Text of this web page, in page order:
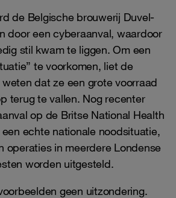
de Belgische brouwerij Duvel-
door een cyberaanval, waardoor
stil kwam te liggen. Om een
te voorkomen, liet de
dat ze een grote voorraad
terug te vallen. Nog recenter
op de Britse National Health
echte nationale noodsituatie,
operaties in meerdere Londense
worden uitgesteld.
geen uitzondering.